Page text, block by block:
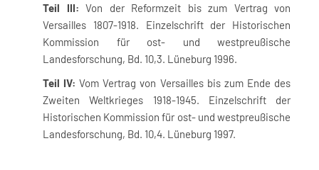
Teil III: Von der Reformzeit bis zum Vertrag von
Versailles 1807-1918. Einzelschrift der Historischen
Kommission für ost- und westpreußische
Landesforschung, Bd. 10,3. Lüneburg 1996.
Teil IV:Vom Vertrag von Versailles bis zum Ende des
Zweiten Weltkrieges 1918-1945. Einzelschrift der
Historischen Kommission für ost- und westpreußische
Landesforschung, Bd. 10,4. Lüneburg 1997.